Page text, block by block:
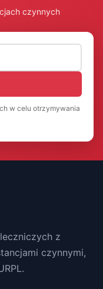
czynnych
w celu otrzymywania
z
czynnymi,